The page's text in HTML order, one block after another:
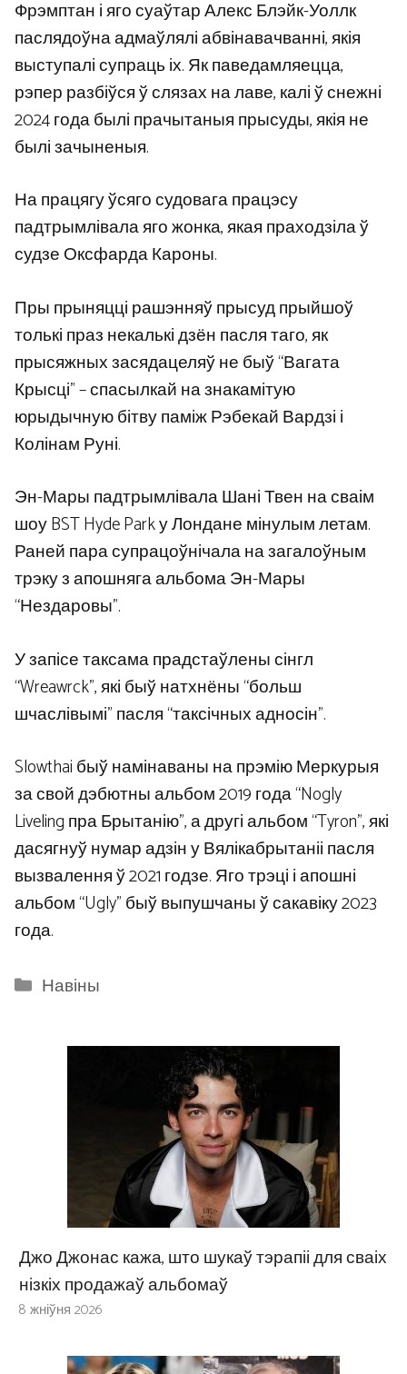
Фрэмптан і яго суаўтар Алекс Блэйк-Уоллк
паслядоўна адмаўлялі абвінавачванні, якія
выступалі супраць іх. Як паведамляецца,
рэпер разбіўся ў слязах на лаве, калі ў снежні
2024 года былі прачытаныя прысуды, якія не
былі зачыненыя.
На працягу ўсяго судовага працэсу
падтрымлівала яго жонка, якая праходзіла ў
судзе Оксфарда Кароны.
Пры прыняцці рашэнняў прысуд прыйшоў
толькі праз некалькі дзён пасля таго, як
прысяжных засядацеляў не быў “Вагата
Крысці” – спасылкай на знакамітую
юрыдычную бітву паміж Рэбекай Вардзі і
Колінам Руні.
Эн-Мары падтрымлівала Шані Твен на сваім
шоу BST Hyde Park у Лондане мінулым летам.
Раней пара супрацоўнічала на загалоўным
трэку з апошняга альбома Эн-Мары
“Нездаровы”.
У запісе таксама прадстаўлены сінгл
“Wreawrck”, які быў натхнёны “больш
шчаслівымі” пасля “таксічных адносін”.
Slowthai быў намінаваны на прэмію Меркурыя
за свой дэбютны альбом 2019 года “Nogly
Liveling пра Брытанію”, а другі альбом “Tyron”, які
дасягнуў нумар адзін у Вялікабрытаніі пасля
вызвалення ў 2021 годзе. Яго трэці і апошні
альбом “Ugly” быў выпушчаны ў сакавіку 2023
года.
Categories
Навіны
Джо Джонас кажа, што шукаў тэрапіі для сваіх
нізкіх продажаў альбомаў
8 жніўня 2026